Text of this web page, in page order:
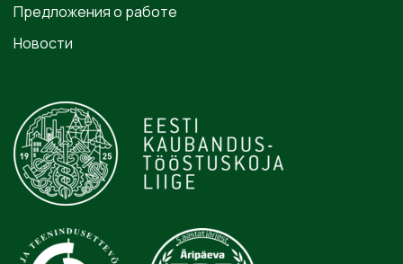
Предложения о работе
Новости